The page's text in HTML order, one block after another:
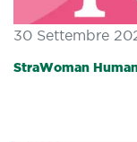
30 Settembre
StraWoman